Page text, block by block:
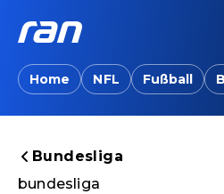
Home NFL Fußball
Bundesliga
bundesliga